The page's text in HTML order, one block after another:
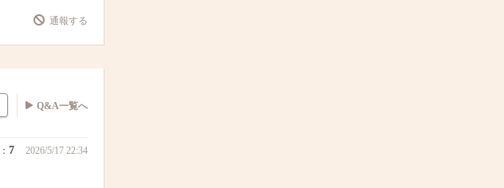
通報する
Q&A一覧へ
7 2026/5/17 22:34